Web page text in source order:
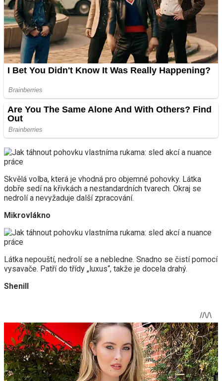
Skvělá volba, která je vhodná pro objemné pohovky. Látka
dobře sedí na křivkách a nestandardních tvarech. Okraj se
nedrolí a nevyžaduje další zpracování.
Mikrovlákno
Látka nepouští, nedrolí se a nebledne. Snadno se čistí pomocí
vysavače. Patří do třídy „luxus“, takže je docela drahý.
Shenill